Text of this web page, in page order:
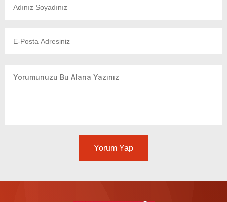
Yorum Yap